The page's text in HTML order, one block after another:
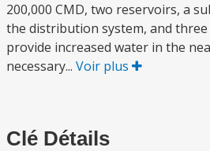
200,000 CMD, two reservoirs, a
the distribution system, and
provide increased water in the
necessary... Voir plus
Clé Détails